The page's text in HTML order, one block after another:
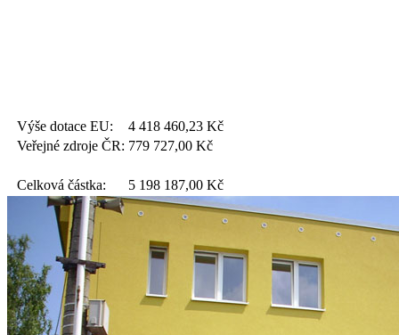
Výše dotace EU: 4 418 460,23 Kč
Veřejné zdroje ČR: 779 727,00 Kč
Celková částka: 5 198 187,00 Kč